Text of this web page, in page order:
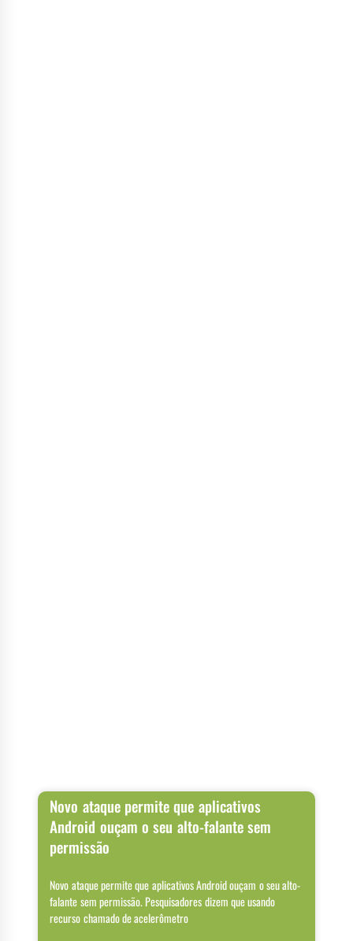
Novo ataque permite que aplicativos
Android ouçam o seu alto-falante sem
permissão
Novo ataque permite que aplicativos Android ouçam o seu alto-
falante sem permissão. Pesquisadores dizem que usando
recurso chamado de acelerômetro